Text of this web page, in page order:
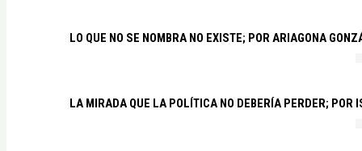
LO QUE NO SE NOMBRA NO EXISTE; POR ARIAGONA
LA MIRADA QUE LA POLÍTICA NO DEBERÍA PERDER; POR